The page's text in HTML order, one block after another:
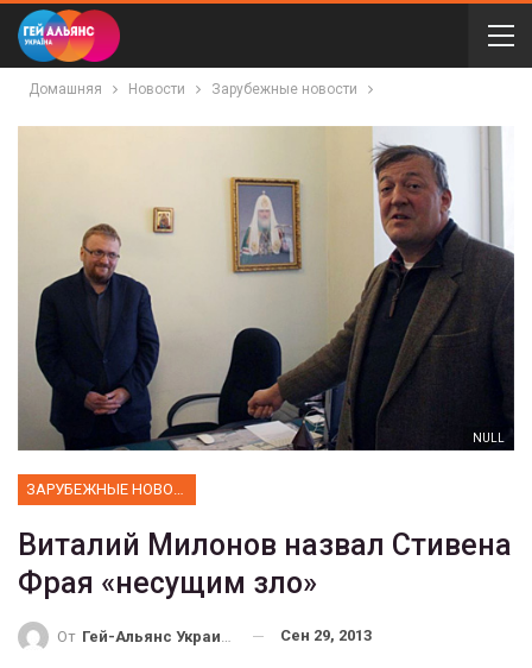
Домашняя Новости Зарубежные новости
NULL
ЗАРУБЕЖНЫЕ НОВОСТИ
Виталий Милонов назвал Стивена
Фрая «несущим зло»
От Гей-Альянс Украина Сен 29, 2013